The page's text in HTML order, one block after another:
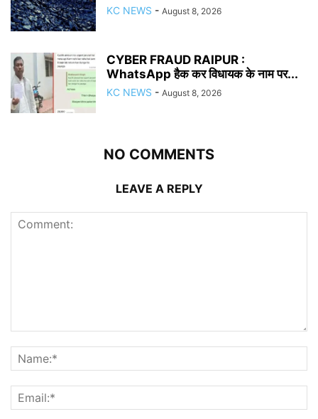
KC NEWS - August 8, 2026
CYBER FRAUD RAIPUR :
WhatsApp हैक कर विधायक के नाम पर...
KC NEWS - August 8, 2026
NO COMMENTS
LEAVE A REPLY